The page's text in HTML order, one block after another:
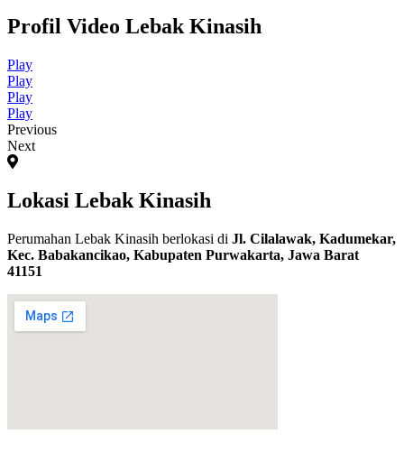
Profil Video Lebak Kinasih
Play
Play
Play
Play
Previous
Next
Lokasi Lebak Kinasih
Perumahan Lebak Kinasih berlokasi di Jl. Cilalawak, Kadumekar,
Kec. Babakancikao, Kabupaten Purwakarta, Jawa Barat
41151